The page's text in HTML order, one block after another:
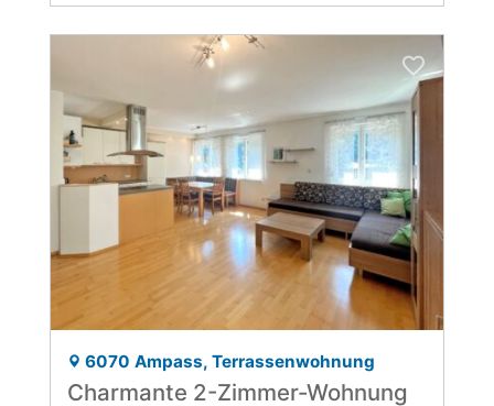
6070 Ampass, Terrassenwohnung
Charmante 2-Zimmer-Wohnung